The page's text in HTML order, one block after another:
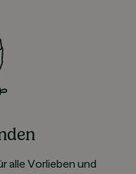
alle Vorlieben und